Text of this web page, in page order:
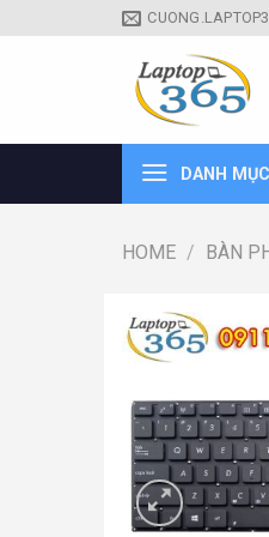
to
DANH
HOME / BÀN